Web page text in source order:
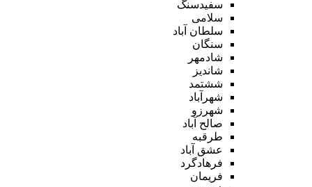
سفیدسنگ
سلامی
سلطان آباد
سنگان
شادمهر
شاندیز
ششتمد
شهرآباد
شهرزو
صالح آباد
طرقبه
عشق آباد
فرهادگرد
فریمان